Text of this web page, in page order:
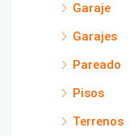
Garaje
Garajes
Pareado
Pisos
Terrenos